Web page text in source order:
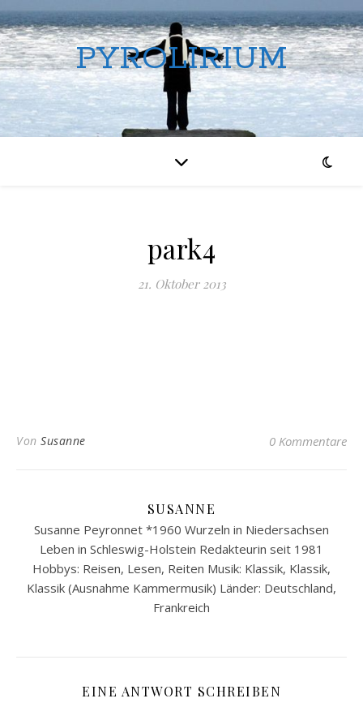
PYROLIRIUM
park4
21. Oktober 2013
Von Susanne 0 Kommentare
SUSANNE
Susanne Peyronnet *1960 Wurzeln in Niedersachsen
Leben in Schleswig-Holstein Redakteurin seit 1981
Hobbys: Reisen, Lesen, Reiten Musik: Klassik, Klassik,
Klassik (Ausnahme Kammermusik) Länder: Deutschland,
Frankreich
EINE ANTWORT SCHREIBEN